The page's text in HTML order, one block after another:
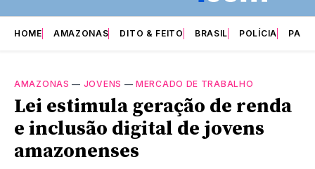
HOME AMAZONAS DITO & FEITO BRASIL POLÍCIA
AMAZONAS — JOVENS —MERCADO DE TRABALHO
Lei estimula geração de renda
e inclusão digital de jovens
amazonenses